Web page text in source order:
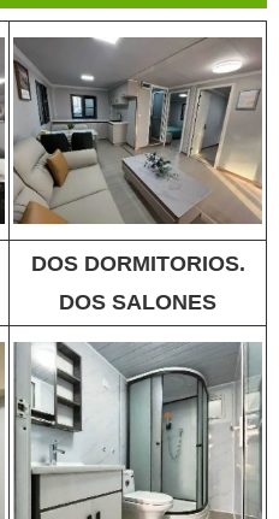
DOS DORMITORIOS.
DOS SALONES